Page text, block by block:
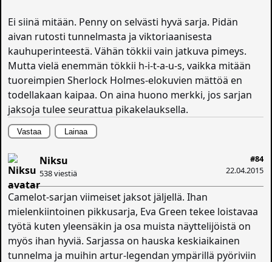
Ei siinä mitään. Penny on selvästi hyvä sarja. Pidän
aivan rutosti tunnelmasta ja viktoriaanisesta
kauhuperinteestä. Vähän tökkii vain jatkuva pimeys.
Mutta vielä enemmän tökkii h-i-t-a-u-s, vaikka mitään
tuoreimpien Sherlock Holmes-elokuvien mättöä en
todellakaan kaipaa. On aina huono merkki, jos sarjan
jaksoja tulee seurattua pikakelauksella.
Vastaa Lainaa
#84
22.04.2015
Niksu
538 viestiä
Camelot-sarjan viimeiset jaksot jäljellä. Ihan
mielenkiintoinen pikkusarja, Eva Green tekee loistavaa
työtä kuten yleensäkin ja osa muista näyttelijöistä on
myös ihan hyviä. Sarjassa on hauska keskiaikainen
tunnelma ja muihin artur-legendan ympärillä pyöriviin